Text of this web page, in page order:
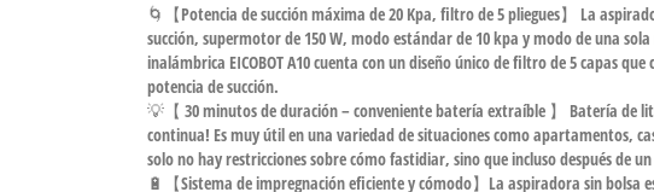
🌀【Potencia de succión máxima de 20 Kpa, filtro de 5 pliegues】 La
succión, supermotor de 150 W, modo estándar de 10 kpa y modo de una
inalámbrica EICOBOT A10 cuenta con un diseño único de filtro de 5 capas
potencia de succión.
💡【 30 minutos de duración – conveniente batería extraíble 】 Batería de
continua! Es muy útil en una variedad de situaciones como apartamentos,
solo no hay restricciones sobre cómo fastidiar, sino que incluso después
🔋【Sistema de impregnación eficiente y cómodo】La aspiradora sin